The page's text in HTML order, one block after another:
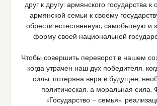
друг к другу: армянского государства к
армянской семьи к своему
обрести естественную, самобытную и
форму своей национальной
Чтобы совершить переворот в нашем
когда утрачен наш дух победителя,
силы, потеряна вера в будущее,
политическая, а моральная сила.
«Государство — семья»,